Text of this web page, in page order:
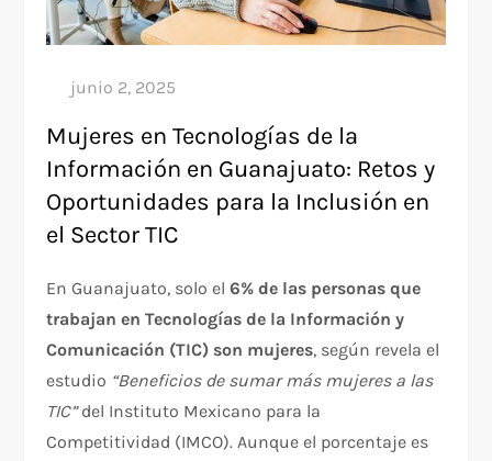
Mujeres en Tecnologías de la
Información en Guanajuato: Retos y
Oportunidades para la Inclusión en
el Sector TIC
En Guanajuato, solo el6% de las personas que
trabajan en Tecnologías de la Información y
Comunicación (TIC) son mujeres, según revela el
estudio “Beneficios de sumar más mujeres a las
TIC”del Instituto Mexicano para la
Competitividad (IMCO). Aunque el porcentaje es